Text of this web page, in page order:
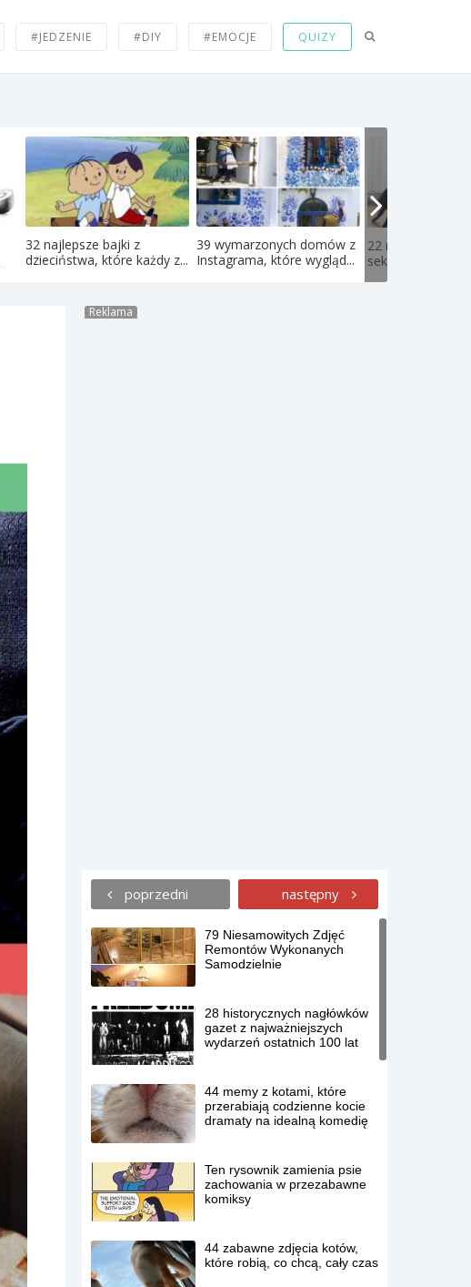
#JEDZENIE #DIY #EMOCJE QUIZY
32 najlepsze bajki z
dzieciństwa, które każdy z...
39 wymarzonych domów z
Instagrama, które wygląd...
22 najdziwniejsze
seksualne
Reklama
poprzedni następny
79 Niesamowitych Zdjęć
Remontów Wykonanych
Samodzielnie
28 historycznych nagłówków
gazet z najważniejszych
wydarzeń ostatnich 100 lat
44 memy z kotami, które
przerabiają codzienne kocie
dramaty na idealną komedię
Ten rysownik zamienia psie
zachowania w przezabawne
komiksy
44 zabawne zdjęcia kotów,
które robią, co chcą, cały czas